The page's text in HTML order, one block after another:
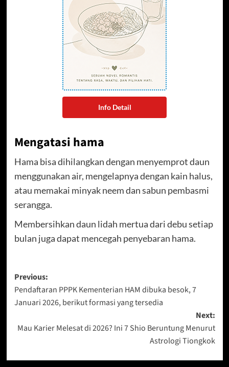
Info Detail
Mengatasi hama
Hama bisa dihilangkan dengan menyemprot daun
menggunakan air, mengelapnya dengan kain halus,
atau memakai minyak neem dan sabun pembasmi
serangga.
Membersihkan daun lidah mertua dari debu setiap
bulan juga dapat mencegah penyebaran hama.
Post
navigation
Previous:
Pendaftaran PPPK Kementerian HAM dibuka besok, 7
Januari 2026, berikut formasi yang tersedia
Next:
Mau Karier Melesat di 2026? Ini 7 Shio Beruntung Menurut
Astrologi Tiongkok